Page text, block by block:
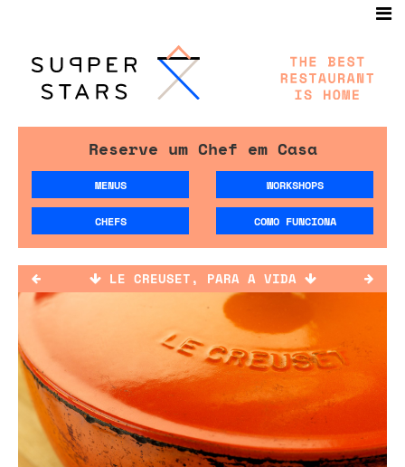
Reserve um Chef em Casa
MENUS WORKSHOPS
CHEFS COMO FUNCIONA
LE CREUSET, PARA A VIDA